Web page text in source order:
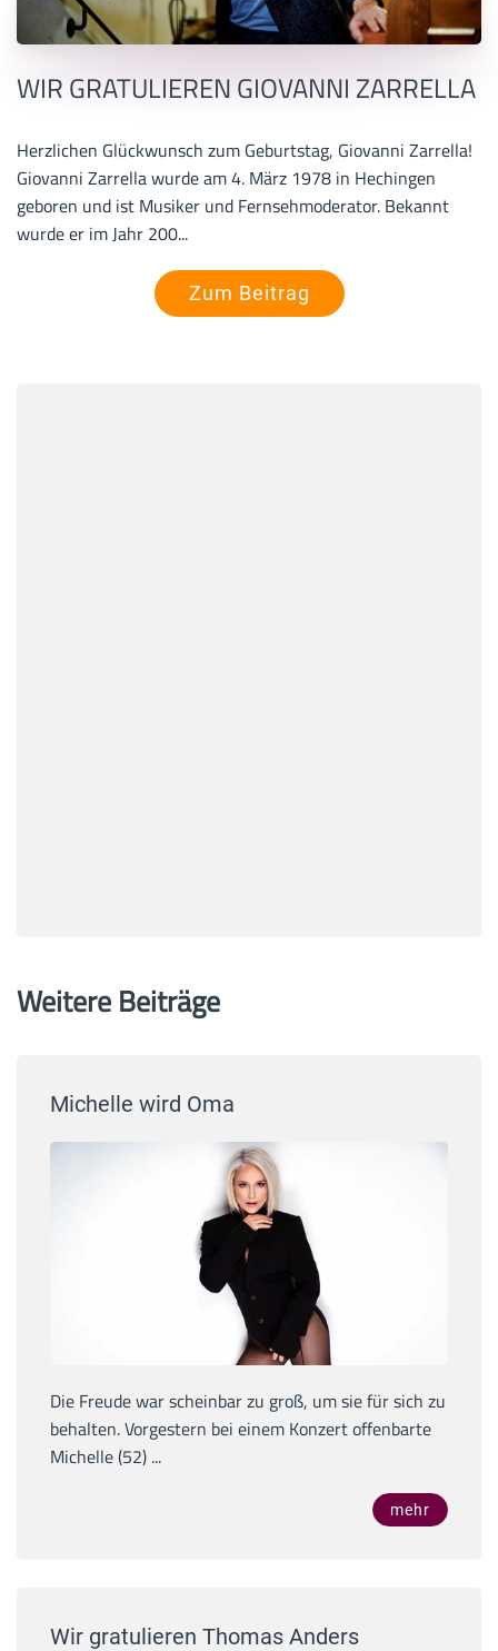
WIR GRATULIEREN GIOVANNI ZARRELLA
Herzlichen Glückwunsch zum Geburtstag, Giovanni Zarrella!
Giovanni Zarrella wurde am 4. März 1978 in Hechingen
geboren und ist Musiker und Fernsehmoderator. Bekannt
wurde er im Jahr 200...
Zum Beitrag
Weitere Beiträge
Michelle wird Oma
Die Freude war scheinbar zu groß, um sie für sich zu
behalten. Vorgestern bei einem Konzert offenbarte
Michelle (52) ...
mehr
Wir gratulieren Thomas Anders